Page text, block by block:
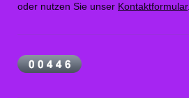
oder nutzen Sie unser Kontaktformular.